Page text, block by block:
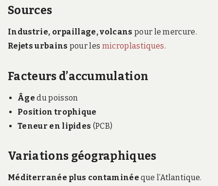
Sources
Industrie, orpaillage, volcans pour le mercure.
Rejets urbains pour les microplastiques.
Facteurs d’accumulation
Âge du poisson
Position trophique
Teneur en lipides (PCB)
Variations géographiques
Méditerranée plus contaminée que l’Atlantique.